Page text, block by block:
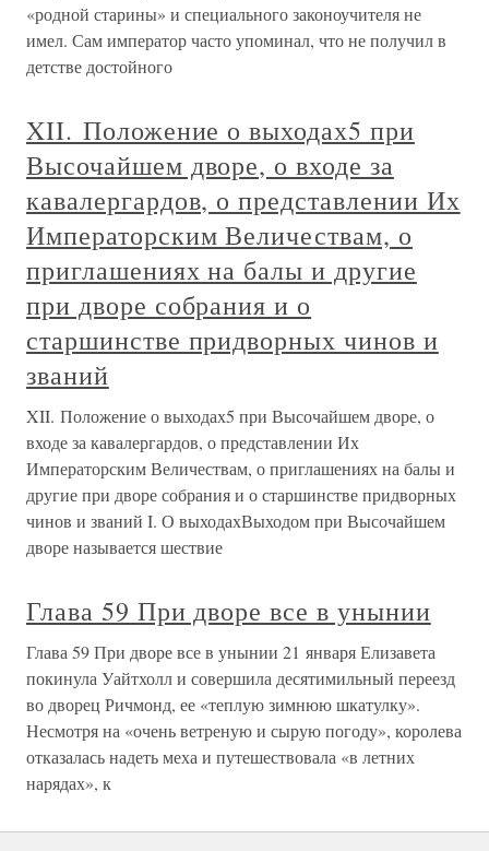
«родной старины» и специального законоучителя не
имел. Сам император часто упоминал, что не получил в
детстве достойного
XII. Положение о выходах5 при
Высочайшем дворе, о входе за
кавалергардов, о представлении Их
Императорским Величествам, о
приглашениях на балы и другие
при дворе собрания и о
старшинстве придворных чинов и
званий
XII. Положение о выходах5 при Высочайшем дворе, о
входе за кавалергардов, о представлении Их
Императорским Величествам, о приглашениях на балы и
другие при дворе собрания и о старшинстве придворных
чинов и званий I. О выходахВыходом при Высочайшем
дворе называется шествие
Глава 59 При дворе все в унынии
Глава 59 При дворе все в унынии 21 января Елизавета
покинула Уайтхолл и совершила десятимильный переезд
во дворец Ричмонд, ее «теплую зимнюю шкатулку».
Несмотря на «очень ветреную и сырую погоду», королева
отказалась надеть меха и путешествовала «в летних
нарядах», к